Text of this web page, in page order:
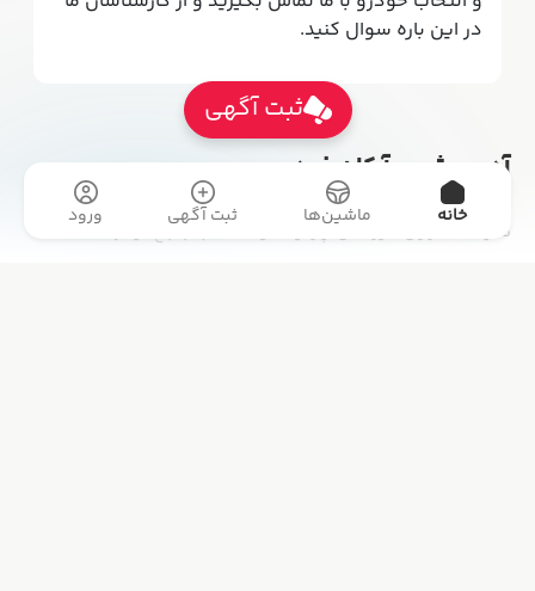
در این باره سوال کنید.
آدرس شعب آرکان خودرو
خانه ماشین‌ها ثبت آگهی ورود
ثبت آگهی